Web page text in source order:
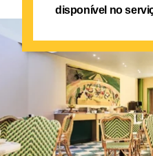
disponível no